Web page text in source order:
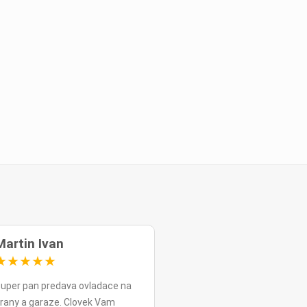
Ivan
★★★★
pan predava ovladace na
a garaze. Clovek Vam